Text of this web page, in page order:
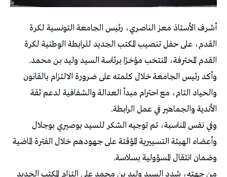
أشرف الأستاذ معز الناصري، رئيس الجامعة التونسية لكرة
القدم، على حفل تنصيب المكتب الجديد للرابطة الوطنية لكرة
القدم المحترفة، المنتخب مؤخرًا برئاسة السيد وليد بن محمد.
وأكد رئيس الجامعة خلال كلمته على ضرورة الالتزام بالقانون
والحياد التام، مع احترام مبدأ العدالة والشفافية لدعم ثقة
الأندية والجماهير في عمل الرابطة.
وفي نفس المناسبة، تم توجيه الشكر للسيد بوصيري بوجلال
وأعضاء الهيئة التسييرية المؤقتة على جهودهم خلال الفترة الماضية
وضمان انتقال المسؤولية بسلاسة.
من جهته، شدد السيد وليد بن محمد على التزام المكتب الجديد